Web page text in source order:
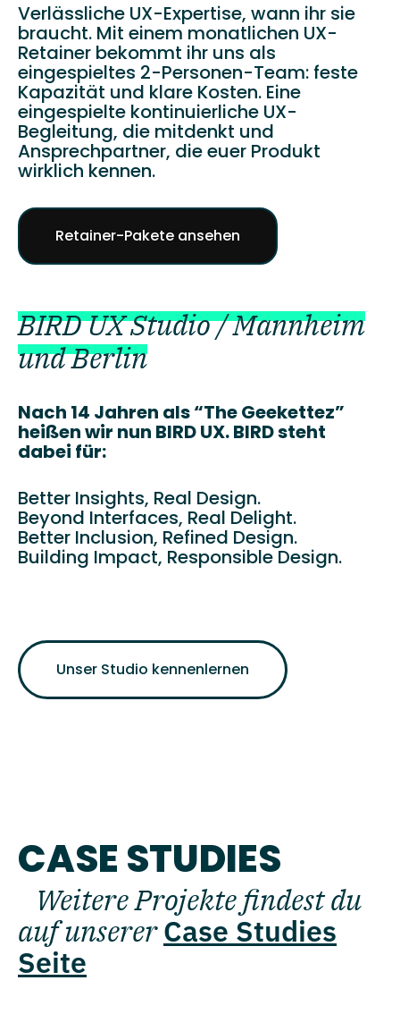
Verlässliche UX-Expertise, wann ihr sie
braucht. Mit einem monatlichen UX-
Retainer bekommt ihr uns als
eingespieltes 2-Personen-Team: feste
Kapazität und klare Kosten. Eine
eingespielte kontinuierliche UX-
Begleitung, die mitdenkt und
Ansprechpartner, die euer Produkt
wirklich kennen.
Retainer-Pakete ansehen
BIRD UX Studio / Mannheim
und Berlin
Nach 14 Jahren als “The Geekettez”
heißen wir nun BIRD UX. BIRD steht
dabei für:
Better Insights, Real Design.
Beyond Interfaces, Real Delight.
Better Inclusion, Refined Design.
Building Impact, Responsible Design.
Unser Studio kennenlernen
CASE STUDIES
Weitere Projekte findest du
auf unsererCase Studies
Seite